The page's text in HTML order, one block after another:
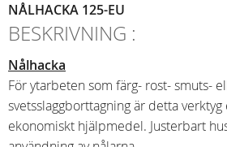
NÅLHACKA 125-EU
BESKRIVNING :
Nålhacka
För ytarbeten som färg- rost- smuts-
svetsslaggborttagning är detta
ekonomiskt hjälpmedel. Justerbart